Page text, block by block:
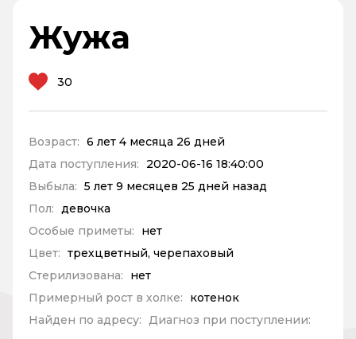
Жужа
30
Возраст: 6 лет 4 месяца 26 дней
Дата поступления:
2020-06-16 18:40:00
Выбыла: 5 лет 9 месяцев 25 дней назад
Пол: девочка
Особые приметы:
нет
Цвет: трехцветный, черепаховый
Стерилизована:
нет
Примерный рост в холке:
котенок
Найден по адресу: Диагноз при поступлении: